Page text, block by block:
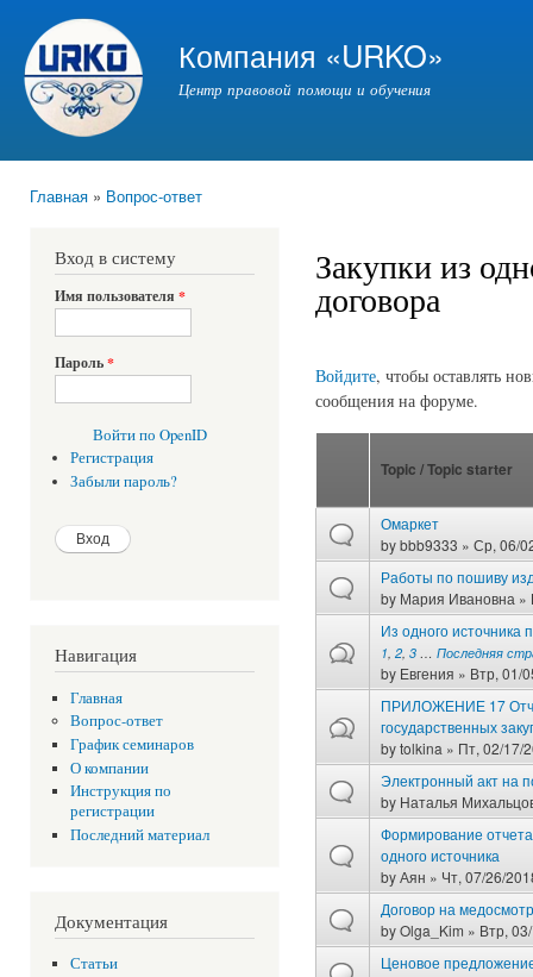
Компания «URKO»
Центр правовой помощи и обучения
Главная » Вопрос-ответ
Вход в систему
Имя пользователя *
Пароль*
Войти по OpenID
Регистрация
Забыли пароль?
Навигация
Главная
Вопрос-ответ
График семинаров
О компании
Инструкция по
регистрации
Последний материал
Документация
Статьи
Закупки из
договора
Войдите, чтобы оставлять
сообщения на форуме.
Страницы
Topic / Topic starter
Омаркет
bybbb9333 » Ср, 06/
Работы по пошиву
by Мария Ивановна »
Из одного источника
1 2 3 Последняя
by Евгения » Втр, 01/
ПРИЛОЖЕНИЕ 17
государственных
bytolkina » Пт, 02/17/
Электронный акт на
by Наталья
Формирование отчета
одного источника
byАян » Чт, 07/26/
Договор на медосмотр
byOlga_Kim » Втр,
Ценовое